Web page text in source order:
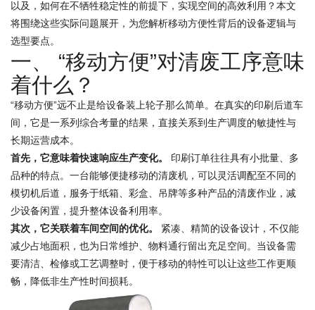
以及，如何在不牺牲稳定性的前提下，实现空间的高效利用？本文
将围绕这些实际问题展开，为您解析移动方便性背后的设备逻辑与
选型要点。
一、 “移动方便”对清废工序意味
着什么？
“移动方便”远不止是给设备装上轮子那么简单。在真实的印刷后道车
间，它是一系列综合考量的结果，直接关系到生产调度的敏捷性与
长期运营成本。
首先，它意味着快速响应生产变化。
印刷订单往往具有小批量、多
品种的特点。一台能够便捷移动的清废机，可以灵活调配至不同的
模切机后道，服务于纸箱、彩盒、吊牌等多种产品的清废作业，减
少设备闲置，提升整体设备利用率。
其次，它关联着车间空间的优化。
紧凑、精简的设备设计，不仅能
减少占地面积，也为日常维护、物料通行留出充足空间。当设备需
要清洁、检修或工艺调整时，便于移动的特性可以让这些工作更顺
畅，降低非生产性时间损耗。